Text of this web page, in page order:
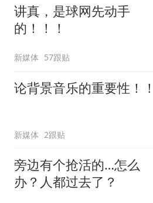
讲真，是球网先动手
的！！！
新媒体 57跟贴
论背景音乐的重要性！！
新媒体 2跟贴
旁边有个抢活的…怎么
办？人都过去了？